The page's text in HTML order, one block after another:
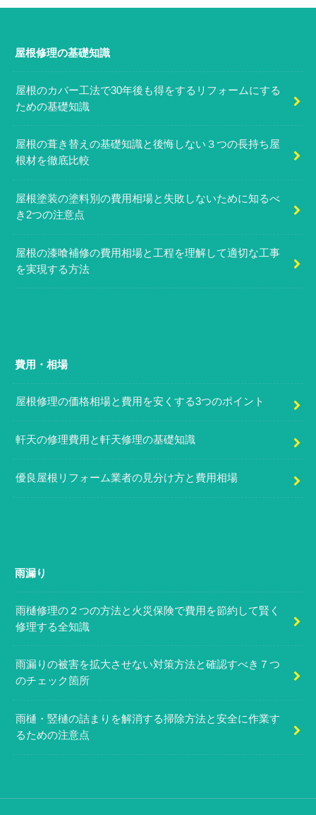
屋根修理の基礎知識
屋根のカバー工法で30年後も得をするリフォームにする
ための基礎知識
屋根の葺き替えの基礎知識と後悔しない３つの長持ち屋
根材を徹底比較
屋根塗装の塗料別の費用相場と失敗しないために知るべ
き2つの注意点
屋根の漆喰補修の費用相場と工程を理解して適切な工事
を実現する方法
費用・相場
屋根修理の価格相場と費用を安くする3つのポイント
軒天の修理費用と軒天修理の基礎知識
優良屋根リフォーム業者の見分け方と費用相場
雨漏り
雨樋修理の２つの方法と火災保険で費用を節約して賢く
修理する全知識
雨漏りの被害を拡大させない対策方法と確認すべき７つ
のチェック箇所
雨樋・竪樋の詰まりを解消する掃除方法と安全に作業す
るための注意点